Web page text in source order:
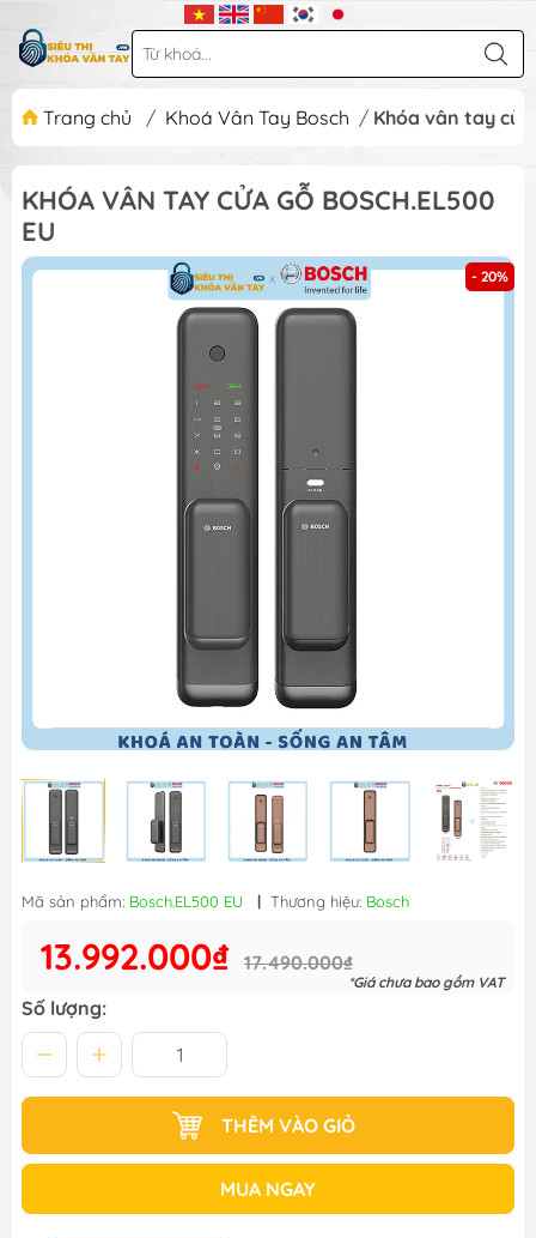
Trang chủ / Khoá Vân Tay Bosch / Khóa vân tay cửa
KHÓA VÂN TAY CỬA GỖ BOSCH.EL500
EU
- 20%
Mã sản phẩm: Bosch.EL500 EU | Thương hiệu: Bosch
13.992.000₫ 17.490.000₫
*Giá chưa bao gồm VAT
Số lượng:
THÊM VÀO GIỎ
MUA NGAY